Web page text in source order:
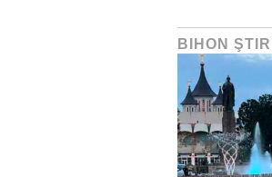
BIHON